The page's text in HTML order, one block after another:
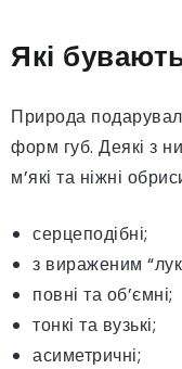
Які
Природа
форм губ. Деякі з
м’які та ніжні
серцеподібні;
з вираженим
повні та об’ємні;
тонкі та вузькі;
асиметричні;